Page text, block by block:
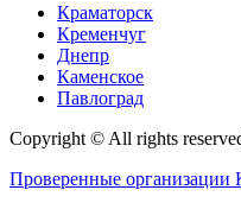
Краматорск
Кременчуг
Днепр
Каменское
Павлоград
Copyright © All rights
Проверенные организации